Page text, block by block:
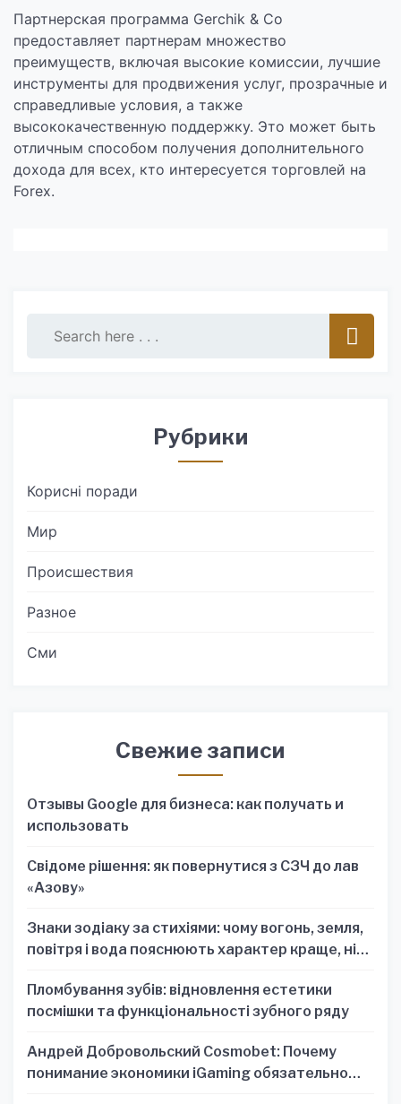
Партнерская программа Gerchik & Co
предоставляет партнерам множество
преимуществ, включая высокие комиссии, лучшие
инструменты для продвижения услуг, прозрачные и
справедливые условия, а также
высококачественную поддержку. Это может быть
отличным способом получения дополнительного
дохода для всех, кто интересуется торговлей на
Forex.
Рубрики
Корисні поради
Мир
Происшествия
Разное
Сми
Свежие записи
Отзывы Google для бизнеса: как получать и
использовать
Свідоме рішення: як повернутися з СЗЧ до лав
«Азову»
Знаки зодіаку за стихіями: чому вогонь, земля,
повітря і вода пояснюють характер краще, ніж
Пломбування зубів: відновлення естетики
посмішки та функціональності зубного ряду
Андрей Добровольский Cosmobet: Почему
понимание экономики iGaming обязательно